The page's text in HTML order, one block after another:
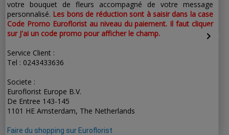
votre bouquet de fleurs accompagné de votre message
personnalisé. Les bons de réduction sont à saisir dans la case
Code Promo Euroflorist au niveau du paiement. Il faut cliquer
sur J'ai un code promo pour afficher le champ.
Service Client :
Tel : 0243433636
Societe :
Euroflorist Europe B.V.
De Entree 143-145
1101 HE Amsterdam, The Netherlands
Faire du shopping sur Euroflorist